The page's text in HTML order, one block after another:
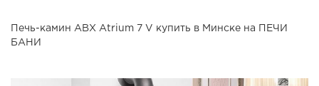
Печь-камин ABX Atrium 7 V купить в Минске на ПЕЧИ
БАНИ